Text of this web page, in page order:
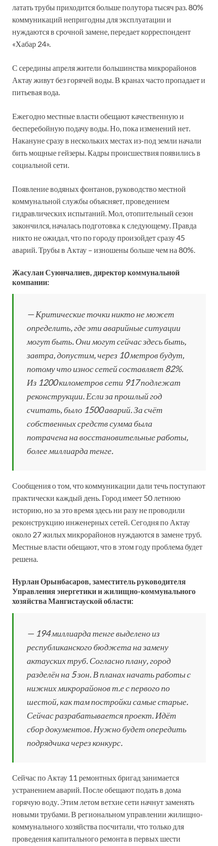
латать трубы приходится больше полутора тысяч раз. 80%
коммуникаций непригодны для эксплуатации и
нуждаются в срочной замене, передает корреспондент
«Хабар 24».
С середины апреля жители большинства микрорайонов
Актау живут без горячей воды. В кранах часто пропадает и
питьевая вода.
Ежегодно местные власти обещают качественную и
бесперебойную подачу воды. Но, пока изменений нет.
Накануне сразу в нескольких местах из-под земли начали
бить мощные гейзеры. Кадры происшествия появились в
социальной сети.
Появление водяных фонтанов, руководство местной
коммунальной службы объясняет, проведением
гидравлических испытаний. Мол, отопительный сезон
закончился, началась подготовка к следующему. Правда
никто не ожидал, что по городу произойдет сразу 45
аварий. Трубы в Актау – изношены больше чем на 80%.
Жасулан Суюнчалиев, директор коммунальной
компании:
— Критические точки никто не может
определить, где эти аварийные ситуации
могут быть. Они могут сейчас здесь быть,
завтра, допустим, через 10 метров будут,
потому что износ сетей составляет 82%.
Из 1200 километров сети 917 подлежат
реконструкции. Если за прошлый год
считать, было 1500 аварий. За счёт
собственных средств сумма была
потрачена на восстановительные работы,
более миллиарда тенге.
Сообщения о том, что коммуникации дали течь поступают
практически каждый день. Город имеет 50 летнюю
историю, но за это время здесь ни разу не проводили
реконструкцию инженерных сетей. Сегодня по Актау
около 27 жилых микрорайонов нуждаются в замене труб.
Местные власти обещают, что в этом году проблема будет
решена.
Нурлан Орынбасаров, заместитель руководителя
Управления энергетики и жилищно-коммунального
хозяйства Мангистауской области:
— 194 миллиарда тенге выделено из
республиканского бюджета на замену
актауских труб. Согласно плану, город
разделён на 5 зон. В планах начать работы с
нижних микрорайонов т.е с первого по
шестой, как там постройки самые старые.
Сейчас разрабатывается проект. Идёт
сбор документов. Нужно будет опередить
подрядчика через конкурс.
Сейчас по Актау 11 ремонтных бригад занимается
устранением аварий. После обещают подать в дома
горячую воду. Этим летом ветхие сети начнут заменять
новыми трубами. В региональном управлении жилищно-
коммунального хозяйства посчитали, что только для
проведения капитального ремонта в первых шести